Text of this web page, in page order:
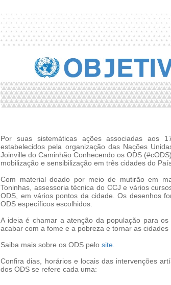
Por suas sistemáticas ações associadas aos
estabelecidos pela organização das Nações
Joinville do Caminhão Conhecendo os ODS
mobilização e sensibilização em três cidades do
Com material doado por meio de mutirão em
Toninhas, assessoria técnica do CCJ e vários
ODS, em vários pontos da cidade. Os desenhos
ODS específicos escolhidos.
A ideia é chamar a atenção da população para
acabar com a fome e a pobreza e tornar as
Saiba mais sobre os ODS pelosite
Confira dias, horários e locais das intervenções
dos ODS se refere cada uma: